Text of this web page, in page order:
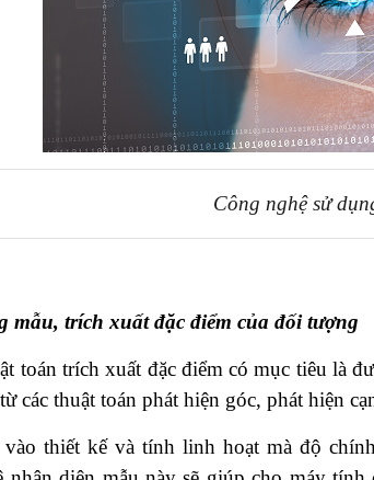
Công nghệ sử
mẫu, trích xuất đặc điểm của đối tượng
toán trích xuất đặc điểm có mục tiêu là
các thuật toán phát hiện góc, phát hiện
thiết kế và tính linh hoạt mà độ